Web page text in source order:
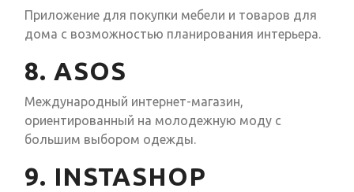
Приложение для покупки мебели и товаров для
дома с возможностью планирования интерьера.
8. ASOS
Международный интернет-магазин,
ориентированный на молодежную моду с
большим выбором одежды.
9. INSTASHOP